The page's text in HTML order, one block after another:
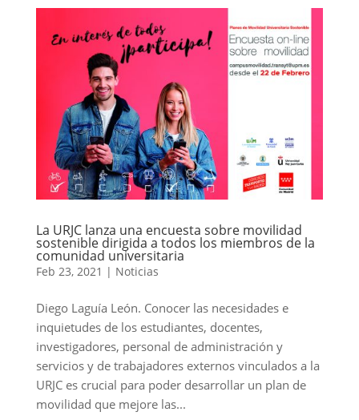
La URJC lanza una encuesta sobre movilidad
sostenible dirigida a todos los miembros de la
comunidad universitaria
Feb 23, 2021 | Noticias
Diego Laguía León. Conocer las necesidades e
inquietudes de los estudiantes, docentes,
investigadores, personal de administración y
servicios y de trabajadores externos vinculados a la
URJC es crucial para poder desarrollar un plan de
movilidad que mejore las...